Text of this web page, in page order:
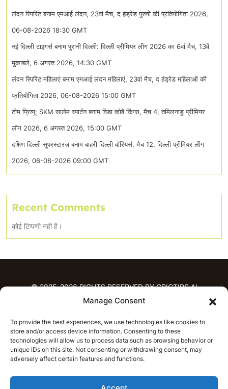
Manage Consent
To provide the best experiences, we use technologies like cookies to
store and/or access device information. Consenting to these
technologies will allow us to process data such as browsing behavior or
unique IDs on this site. Not consenting or withdrawing consent, may
adversely affect certain features and functions.
लंदन स्पिरिट बनाम एमआई लंदन, 23वां मैच, द हंड्रेड पुरुषों की प्रतियोगिता 2026,
06-08-2026 18:30 GMT
नई दिल्ली टाइगर्स बनाम पुरानी दिल्ली: दिल्ली प्रीमियर लीग 2026 का 6वां मैच, 13वें
मुकाबले, 6 अगस्त 2026, 14:30 GMT
लंदन स्पिरिट महिलाएं बनाम एमआई लंदन महिलाएं, 23वां मैच, द हंड्रेड महिलाओं की
प्रतियोगिता 2026, 06-08-2026 15:00 GMT
टीम प्रिव्यू: SKM सालेम स्पार्टन बनाम विडा कोवै किंग्स, मैच 4, तमिलनाडु प्रीमियर
लीग 2026, 6 अगस्त 2026, 15:00 GMT
दक्षिण दिल्ली सुपरस्टारज़ बनाम बाहरी दिल्ली वॉरियर्स, मैच 12, दिल्ली प्रीमियर लीग
2026, 06-08-2026 09:00 GMT
Recent Comments
कोई टिप्पणी नही है।
© 2025-2026 RIGHTS RESERVED BY CRICTIPS.AI
भविष्यवाणियाँ
आईपीएल भविष्यवाणियाँ
टी20 लीग भविष्यवाणियाँ
महिला क्रिकेट
नवीनतम क्रिकेट भविष्यवाणियाँ
भविष्यवाणी विश्लेषण
समाचार